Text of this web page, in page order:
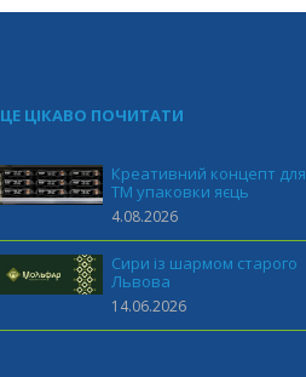
ЦЕ ЦІКАВО ПОЧИТАТИ
Креативний концепт для
ТМ упаковки яєць
4.08.2026
Сири із шармом старого
Львова
14.06.2026